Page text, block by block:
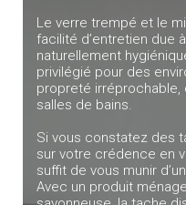
Le verre trempé et le
facilité d’entretien due
naturellement
privilégié pour des
propreté
salles de bains.
Si vous constatez des
sur votre crédence en
suffit de vous munir d’un
Avec un produit